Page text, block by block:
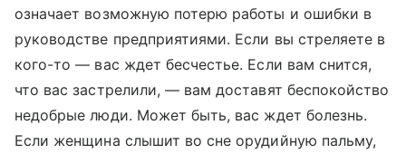
означает возможную потерю работы и ошибки в
руководстве предприятиями. Если вы стреляете в
кого-то — вас ждет бесчестье. Если вам снится,
что вас застрелили, — вам доставят беспокойство
недобрые люди. Может быть, вас ждет болезнь.
Если женщина слышит во сне орудийную пальму,